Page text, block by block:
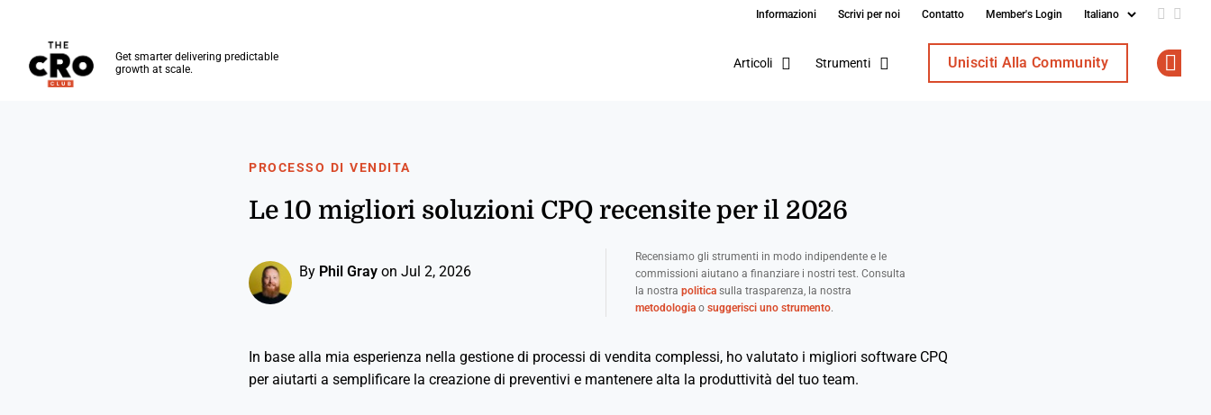
Informazioni Scrivi per noi Contatto Member's Login Add us
Get smarter delivering predictable
growth at scale.
Articoli Strumenti Unisciti Alla Community
PROCESSO DI VENDITA
Le 10 migliori soluzioni CPQ recensite per il 2026
By Phil Gray on Jul 2, 2026
Recensiamo gli strumenti in modo indipendente e le
commissioni aiutano a finanziare i nostri test. Consulta
la nostra politicasulla trasparenza, la nostra
metodologiao suggerisci uno strumento.
In base alla mia esperienza nella gestione di processi di vendita complessi, ho valutato i migliori software CPQ
per aiutarti a semplificare la creazione di preventivi e mantenere alta la produttività del tuo team.